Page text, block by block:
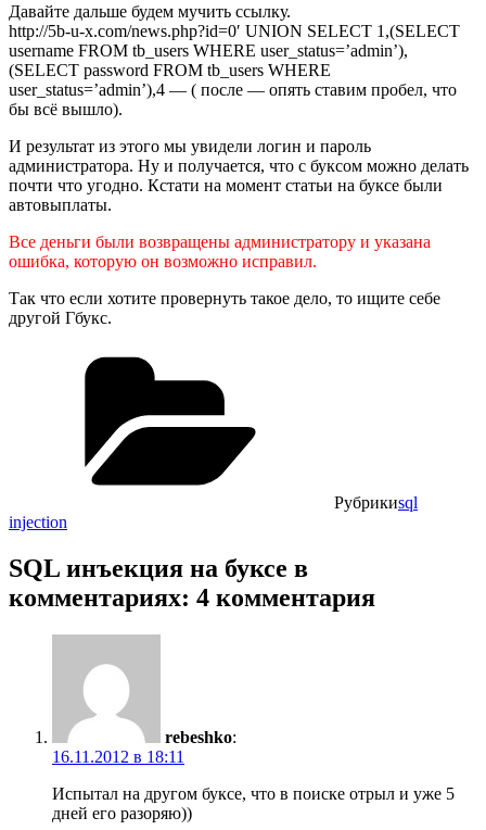
Давайте дальше будем мучить ссылку.
http://5b-u-x.com/news.php?id=0′ UNION SELECT 1,(SELECT
username FROM tb_users WHERE user_status=’admin’),
(SELECT password FROM tb_users WHERE
user_status=’admin’),4 — ( после — опять ставим пробел, что
бы всё вышло).
И результат из этого мы увидели логин и пароль
администратора. Ну и получается, что с буксом можно делать
почти что угодно. Кстати на момент статьи на буксе были
автовыплаты.
Все деньги были возвращены администратору и указана
ошибка, которую он возможно исправил.
Так что если хотите провернуть такое дело, то ищите себе
другой Гбукс.
Рубрикиsql
injection
SQL инъекция на буксе в
комментариях: 4 комментария
rebeshko:
16.11.2012 в 18:11
Испытал на другом буксе, что в поиске отрыл и уже 5
дней его разоряю))